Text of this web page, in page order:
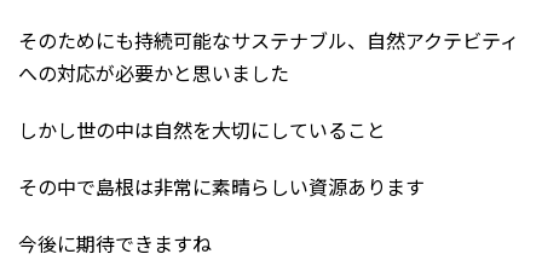
そのためにも持続可能なサステナブル、自然アクテビティ
への対応が必要かと思いました
しかし世の中は自然を大切にしていること
その中で島根は非常に素晴らしい資源あります
今後に期待できますね